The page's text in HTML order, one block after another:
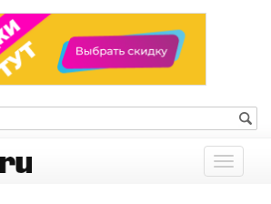
Показать
меню